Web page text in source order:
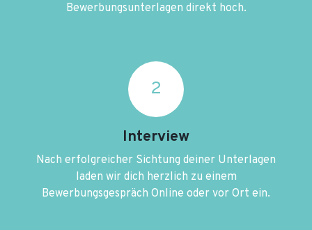
Bewerbungsunterlagen direkt hoch.
2
Interview
Nach erfolgreicher Sichtung deiner Unterlagen
laden wir dich herzlich zu einem
Bewerbungsgespräch Online oder vor Ort ein.